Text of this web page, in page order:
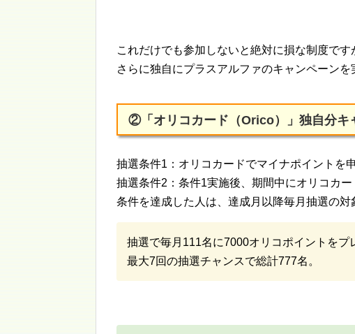
これだけでも参加しないと絶対に損な制度で
さらに独自にプラスアルファのキャンペーンを
②「オリコカード（Orico）」独自分キ
抽選条件1：オリコカードでマイナポイントを
抽選条件2：条件1実施後、期間中にオリコカー
条件を達成した人は、達成月以降毎月抽選の対
抽選で毎月111名に7000オリコポイントをプ
最大7回の抽選チャンスで総計777名。